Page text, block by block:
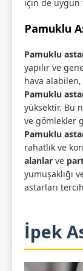
için de uygun
Pamuklu
Pamuklu
yapılır ve
hava
Pamuklu
yüksektir. Bu
ve gömlekler
Pamuklu
rahatlık ve
alanlar ve
yumuşaklığı
astarları
İpek